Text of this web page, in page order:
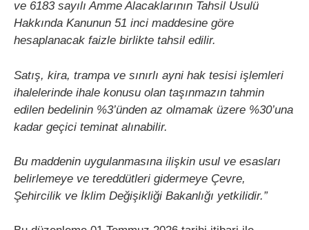
ve 6183 sayılı Amme Alacaklarının Tahsil Usulü
Hakkında Kanunun 51 inci maddesine göre
hesaplanacak faizle birlikte tahsil edilir.
Satış, kira, trampa ve sınırlı ayni hak tesisi işlemleri
ihalelerinde ihale konusu olan taşınmazın tahmin
edilen bedelinin %3’ünden az olmamak üzere %30’una
kadar geçici teminat alınabilir.
Bu maddenin uygulanmasına ilişkin usul ve esasları
belirlemeye ve tereddütleri gidermeye Çevre,
Şehircilik ve İklim Değişikliği Bakanlığı yetkilidir.”